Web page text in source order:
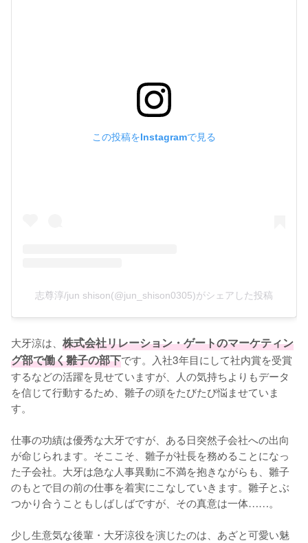
この投稿をInstagramで見る
志尊淳/jun shison(@jun_shison0305)がシェアした投稿
大牙涼は、 株式会社リレーション・ゲートのマーケティン
グ部で働く雛子の部下です。入社3年目にして社内賞を受賞
するなどの活躍を見せていますが、人の気持ちよりもデータ
を信じて行動するため、雛子の頭をたびたび悩ませていま
す。
仕事の功績は優秀な大牙ですが、ある日突然子会社への出向
が命じられます。そここそ、雛子が社長を務めることになっ
た子会社。大牙は急な人事異動に不満を抱きながらも、雛子
のもとで目の前の仕事を着実にこなしていきます。雛子とぶ
つかり合うこともしばしばですが、その真意は一体……。
少し生意気な後輩・大牙涼役を演じたのは、あざと可愛い魅